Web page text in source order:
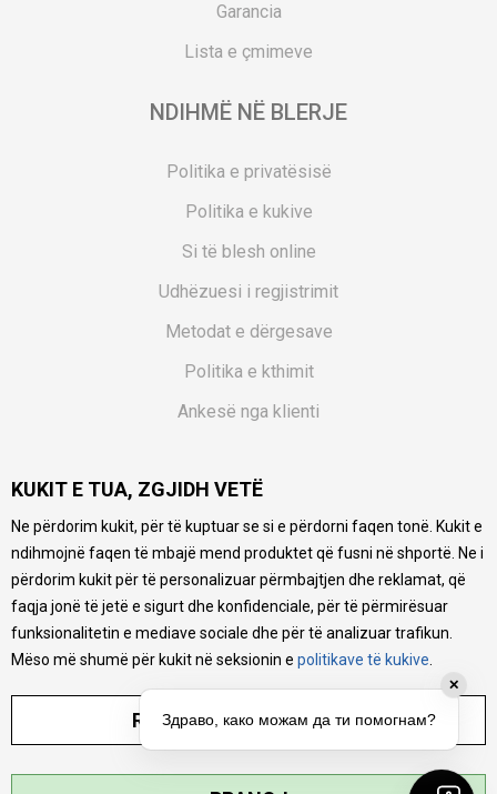
Garancia
Lista e çmimeve
NDIHMË NË BLERJE
Politika e privatësisë
Politika e kukive
Si të blesh online
Udhëzuesi i regjistrimit
Metodat e dërgesave
Politika e kthimit
Ankesë nga klienti
Pyetjet më të shpeshta
Ne bëjmë çmos që të ofrojmë një përshkrim sa më të saktë
të produkteve tona, ofrojmë edhe foto e çmimin, por nuk
mund të garantojmë që informacioni është i plotë e pa
gabime. Të gjitha produktet janë pjesë e portfolios sonë, por
kjo nuk do të thotë se janë në gjendje në çdo çast.
KUKIT E TUA, ZGJIDH VETË
Ne përdorim kukit, për të kuptuar se si e përdorni faqen tonë. Kukit e
ndihmojnë faqen të mbajë mend produktet që fusni në shportë. Ne i
përdorim kukit për të personalizuar përmbajtjen dhe reklamat, që
faqja jonë të jetë e sigurt dhe konfidenciale, për të përmirësuar
funksionalitetin e mediave sociale dhe për të analizuar trafikun.
Mëso më shumë për kukit në seksionin e politikave të kukive
RREGULLO PARAMETRAT
✕
Здраво, како можам да ти помогнам?